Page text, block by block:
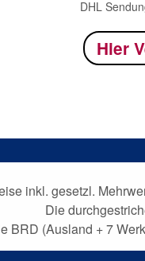
DHL
Hier
inkl. gesetzl.
Die
BRD (Ausland + 7